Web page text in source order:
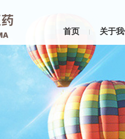
首页 关于我